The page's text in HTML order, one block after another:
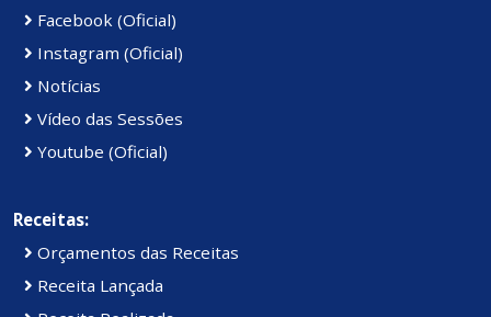
Facebook (Oficial)
Instagram (Oficial)
Notícias
Vídeo das Sessões
Youtube (Oficial)
Receitas:
Orçamentos das Receitas
Receita Lançada